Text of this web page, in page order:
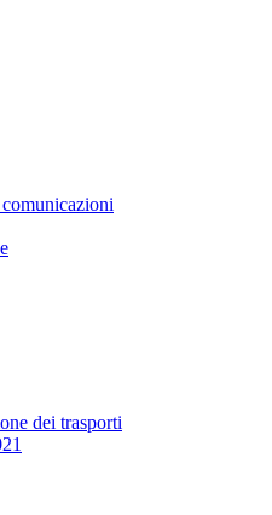
dei trasporti